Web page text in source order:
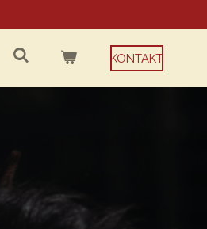
KONTAKT